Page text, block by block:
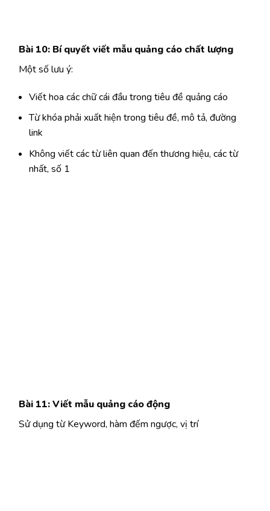
Bài 10: Bí quyết viết mẫu quảng cáo chất lượng
Một số lưu ý:
Viết hoa các chữ cái đầu trong tiêu đề quảng cáo
Từ khóa phải xuất hiện trong tiêu đề, mô tả, đường
link
Không viết các từ liên quan đến thương hiệu, các từ
nhất, số 1
Bài 11: Viết mẫu quảng cáo động
Sử dụng từ Keyword, hàm đếm ngược, vị trí